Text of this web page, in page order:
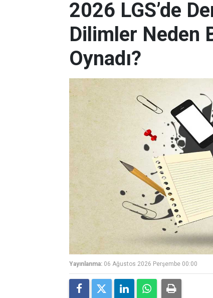
2026 LGS’de
Dilimler Neden
Oynadı?
Yayınlanma: 06 Ağustos 2026 Perşembe 00:00